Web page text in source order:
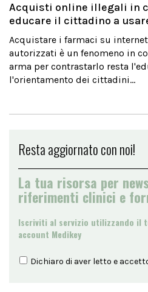
Acquisti online illegali in
educare il cittadino a
Acquistare i farmaci su
autorizzati è un fenomeno in
arma per contrastarlo resta
l'orientamento dei cittadini...
Resta aggiornato con noi!
La tua risorsa per
riferimenti clinici e
Iscriviti al servizio utilizzando il
account Medikey
Dichiaro di aver letto e